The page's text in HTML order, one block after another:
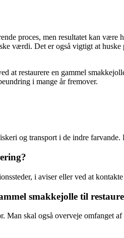
proces, men resultatet kan
værdi. Det er også vigtigt at
at restaurere en gammel
i mange år fremover.
og transport i de indre
i aviser eller ved at
smakkejolle til
skal også overveje omfanget